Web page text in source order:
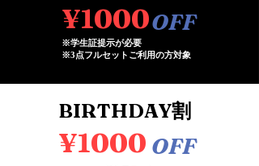
¥1000OFF
※学生証提示が必要
​※3点フルセットご利用の方対象
​BIRTHDAY割
​¥1000 OFF